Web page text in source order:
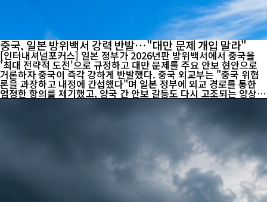
중국, 일본 방위백서 강력 반발…"대만 문제 개입 말라"
[인터내셔널포커스] 일본 정부가 2026년판 방위백서에서 중국을
'최대 전략적 도전'으로 규정하고 대만 문제를 주요 안보 현안으로
거론하자 중국이 즉각 강하게 반발했다. 중국 외교부는 "중국 위협
론을 과장하고 내정에 간섭했다"며 일본 정부에 외교 경로를 통한
엄정한 항의를 제기했고, 양국 간 안보 갈등도 다시 고조되는 양상이
다. 린젠 중국 외교부 대변인은 5일 정례브리핑에서 "일본 방위백서
는 이른바 '중국 위협론'을 과장하고 대만 문제를 부당하게 거론해
중국 내정에 간섭했다"며 "중국은 이에 강한 불만과 단호한 반대 입
부 세력도 개입할 수 없는 자국의 핵심 이익이자 순수한 내정이라는
기존 입장을 거듭 확인했다. 아울러 센카쿠열도(중국명 댜오위다오)
에 대해서도 역사적·법적으로 중국의 고유 영토라는 주장을 재확인
하며, 일본의 정책 변화나 입장 표명이 영...